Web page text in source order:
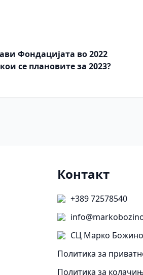
Фондацијата во 2022
се плановите за 2023?
Контакт
+389 72578540
СЦ Марко
Политика за
Политика за